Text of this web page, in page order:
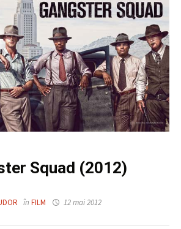
Squad (2012)
în FILM 12 mai 2012